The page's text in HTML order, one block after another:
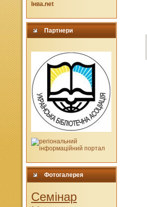
Інва.net
Партнери
Фотогалерея
Cемінар